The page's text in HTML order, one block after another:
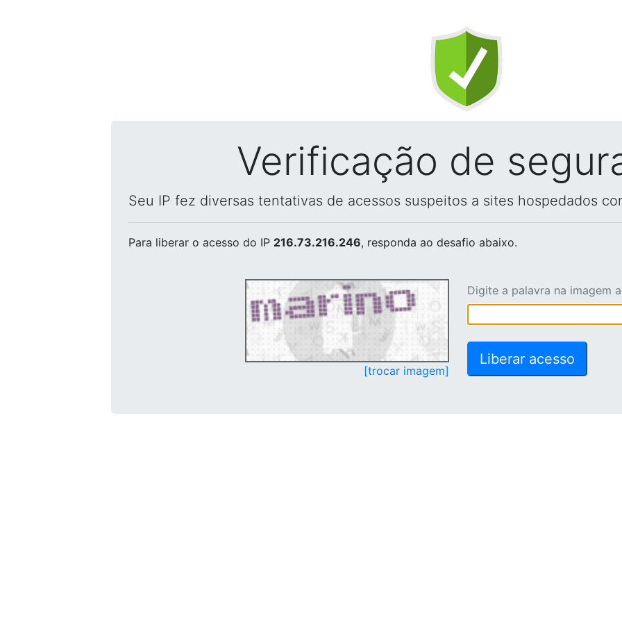
Verificação de
Seu IP fez diversas tentativas de acessos suspeitos a sites hospedados
Para liberar o acesso do IP 216.73.216.246, responda ao desafio abaixo.
[trocar imagem]
Digite a palavra na imagem